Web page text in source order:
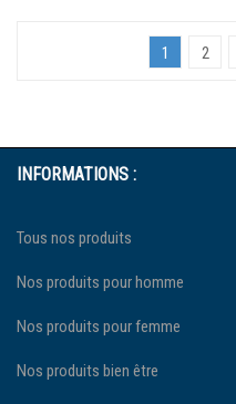
1 2
INFORMATIONS :
Tous nos produits
Nos produits pour homme
Nos produits pour femme
Nos produits bien être